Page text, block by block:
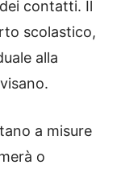
contatti. Il
scolastico,
alla
a misure
o